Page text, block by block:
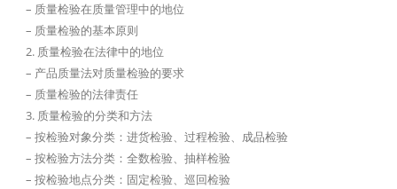
– 质量检验在质量管理中的地位
– 质量检验的基本原则
2. 质量检验在法律中的地位
– 产品质量法对质量检验的要求
– 质量检验的法律责任
3. 质量检验的分类和方法
– 按检验对象分类：进货检验、过程检验、成品检验
– 按检验方法分类：全数检验、抽样检验
– 按检验地点分类：固定检验、巡回检验